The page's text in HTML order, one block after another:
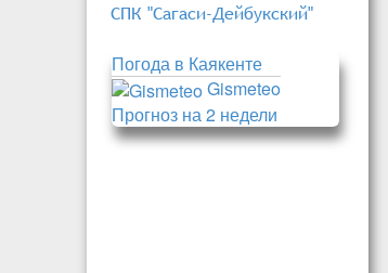
СПК "Сагаси-Дейбукский"
Погода в Каякенте
Gismeteo
Прогноз на 2 недели